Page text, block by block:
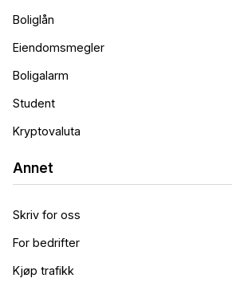
Boliglån
Eiendomsmegler
Boligalarm
Student
Kryptovaluta
Annet
Skriv for oss
For bedrifter
Kjøp trafikk